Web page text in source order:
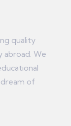
quality
abroad. We
of